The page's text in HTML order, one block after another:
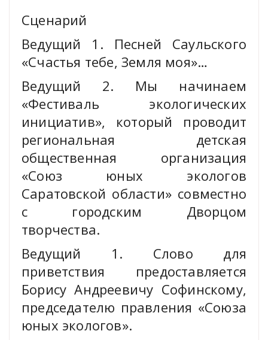
Сценарий
Ведущий 1. Песней Саульского
«Счастья тебе, Земля моя»…
Ведущий 2. Мы начинаем
«Фестиваль экологических
инициатив», который проводит
региональная детская
общественная организация
«Союз юных экологов
Саратовской области» совместно
с городским Дворцом
творчества.
Ведущий 1. Слово для
приветствия предоставляется
Борису Андреевичу Софинскому,
председателю правления «Союза
юных экологов».